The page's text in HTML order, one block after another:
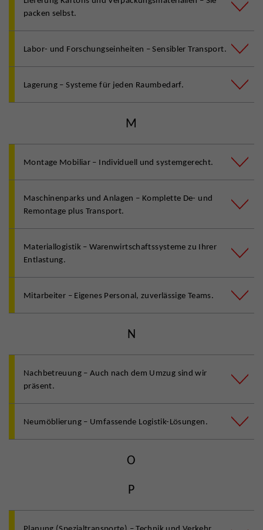
packen selbst.
Labor- und Forschungseinheiten – Sensibler Transport.
Lagerung – Systeme für jeden Raumbedarf.
M
Montage Mobiliar – Individuell und systemgerecht.
Maschinenparks und Anlagen – Komplette De- und
Remontage plus Transport.
Materiallogistik – Warenwirtschaftssysteme zu Ihrer
Entlastung.
Mitarbeiter – Eigenes Personal, zuverlässige Teams.
N
Nachbetreuung – Auch nach dem Umzug sind wir
präsent.
Neumöblierung – Umfassende Logistik-Lösungen.
O
P